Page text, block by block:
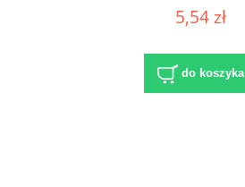
5,54 zł
do koszyka